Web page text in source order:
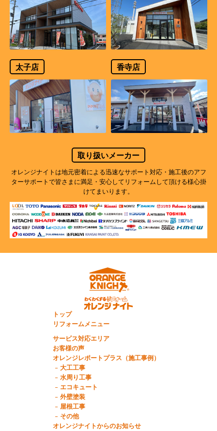
太子店 香寺店
取り扱いメーカー
オレンジナイトは地元密着による迅速なサポート対応・施工後のアフ
ターサポートで皆さまに満足・安心してリフォームして頂ける様心掛
けてまいります。
トップ
リフォームメニュー
サービス対応エリア
お客様の声
オレンジレポートプラス（施工事例）
大工工事
水周り工事
エコキュート
外壁塗装
屋根工事
その他
オレンジナイトからのお知らせ